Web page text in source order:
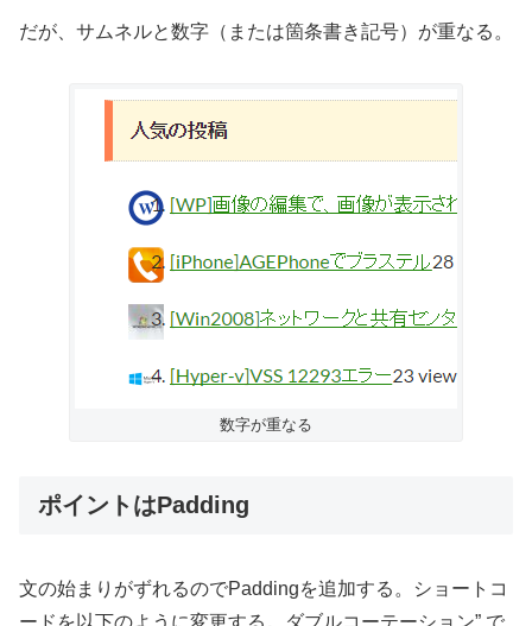
だが、サムネルと数字（または箇条書き記号）が重なる。
数字が重なる
ポイントはPadding
文の始まりがずれるのでPaddingを追加する。ショートコ